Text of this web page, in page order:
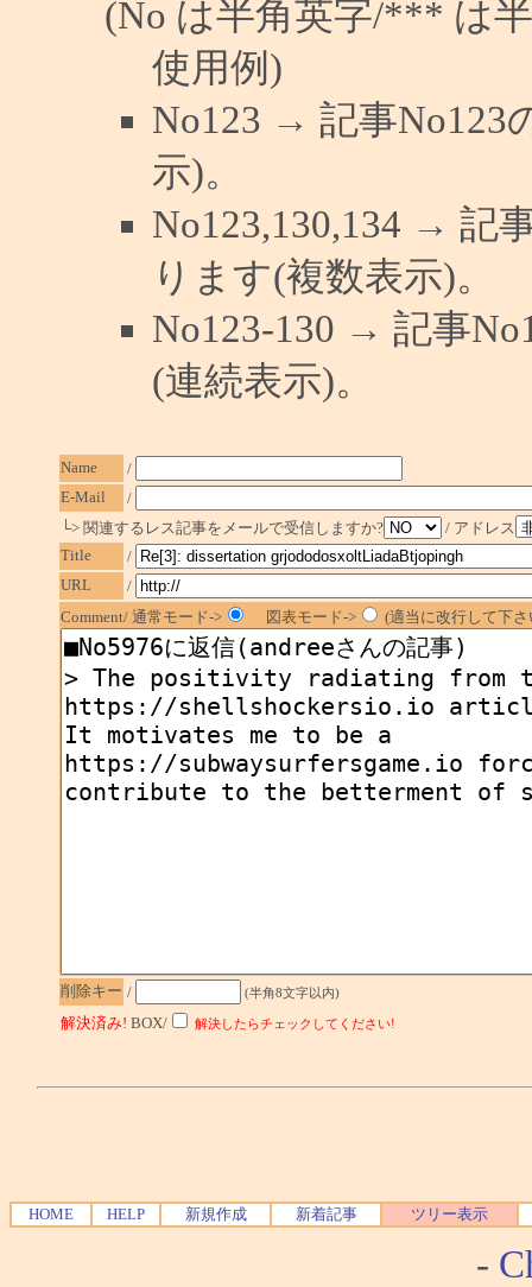
(No は半角英字/*** は
使用例)
No123 → 記事No123
示)。
No123,130,134 → 記
ります(複数表示)。
No123-130 → 記事
(連続表示)。
Name
/
E-Mail
/
└> 関連するレス記事をメールで受信しますか?
/ アドレス
Title
/
URL
/
Comment/ 通常モード->
図表モード-> (適当に改行して下
削除キー / (半角8文字以内)
解決済み! BOX/ 解決したらチェックしてください!
HOME HELP 新規作成 新着記事 ツリー表示
-